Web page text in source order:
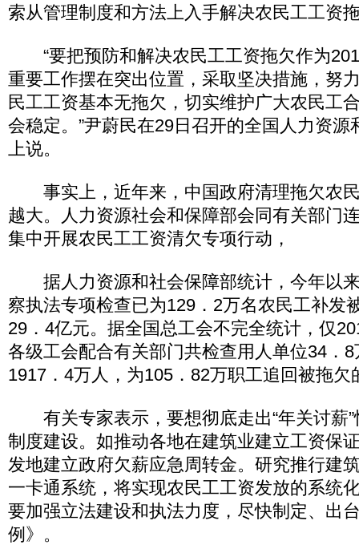
索从管理制度和方法上入手解决农民工工资
“要把预防和解决农民工工资拖欠作为
重要工作摆在突出位置，采取坚决措施，努
民工工资基本无拖欠，切实维护广大农民工
会稳定。”尹蔚民在29日召开的全国人力资源
上说。
事实上，近年来，中国政府清理拖欠农
越大。人力资源社会和保障部会同有关部门
集中开展农民工工资清欠专项行动，
据人力资源和社会保障部统计，今年以
察执法专项检查已为129．2万名农民工补发
29．4亿元。据全国总工会不完全统计，仅
各级工会配合有关部门共检查用人单位34．
1917．4万人，为105．82万职工追回被拖欠
有关专家表示，要想彻底走出“年关讨薪”
制度建设。如推动各地在建筑业建立工资保
发地建立政府欠薪应急周转金。研究推行建
一卡通系统，将实现农民工工资发放的系统
要加强立法建设和执法力度，尽快制定、出
例》。